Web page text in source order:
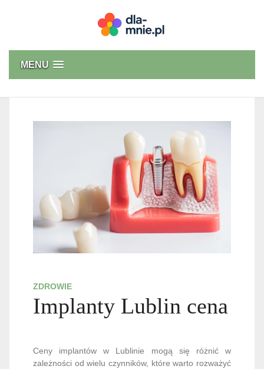
MENU
ZDROWIE
Implanty Lublin cena
Ceny implantów w Lublinie mogą się różnić w
zależności od wielu czynników, które warto rozważyć